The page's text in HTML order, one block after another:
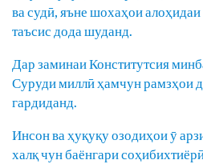
ва судӣ, яъне шохаҳои
таъсис дода шуданд.
Дар заминаи Конститутсия
Суруди миллӣ ҳамчун рамзҳои
гардиданд.
Инсон ва ҳуқуқу озодиҳои ӯ
халқ чун баёнгари